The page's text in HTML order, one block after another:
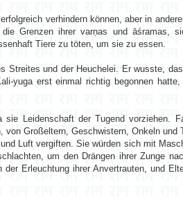
verhindern können, aber in
Grenzen ihrer varṇas und āśramas,
Tiere zu töten, um sie zu essen.
Streites und der Heuchelei. Er wusste,
yuga erst einmal richtig begonnen hatte,
Leidenschaft der Tugend vorziehen.
Großeltern, Geschwistern, Onkeln und
Luft vergiften. Sie würden sich mit
um den Drängen ihrer Zunge
Erleuchtung ihrer Anvertrauten, und